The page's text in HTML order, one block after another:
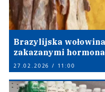
Brazylijska
zakazanymi
27.02.2026 / 11:00